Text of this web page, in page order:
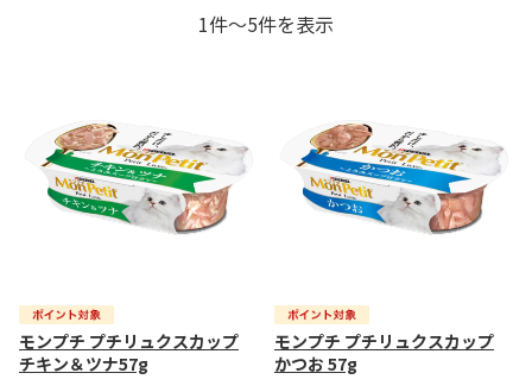
1件～5件を表示
モンプチ プチリュクスカップ
チキン＆ツナ57g
モンプチ プチリュクスカップ
かつお 57g